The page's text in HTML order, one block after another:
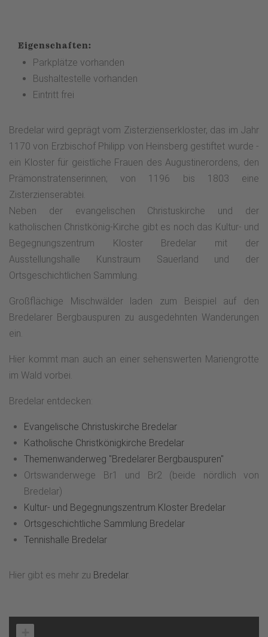
Eigenschaften:
Parkplätze vorhanden
Bushaltestelle vorhanden
Eintritt frei
Bredelar wird geprägt vom Zisterzienserkloster, das im Jahr
1170 von Erzbischof Philipp von Heinsberg gestiftet wurde -
ein Kloster für geistliche Frauen des Augustinerordens, den
Prämonstratenserinnen; von 1196 bis 1803 eine
Zisterzienserabtei.
Neben der evangelischen Christuskirche und der
katholischen Christkönig-Kirche gibt es noch das Kultur- und
Begegnungszentrum Kloster Bredelar mit der
Ausstellungshalle Kunstraum Sauerland und der
Ortsgeschichtlichen Sammlung.
Großflächige Mischwälder laden zum Beispiel auf den
Bredelarer Bergbauspuren zu ausgedehnten Wanderungen
ein.
Hier kommt man auch an einer sehenswerten Mariengrotte
im Wald vorbei.
Bredelar entdecken:
Evangelische Christuskirche Bredelar
Katholische Christkönigkirche Bredelar
Themenwanderweg "Bredelarer Bergbauspuren"
Ortswanderwege Br1 und Br2 (beide nördlich von
Bredelar)
Kultur- und Begegnungszentrum Kloster Bredelar
Ortsgeschichtliche Sammlung Bredelar
Tennishalle Bredelar
Hier gibt es mehr zu Bredelar.